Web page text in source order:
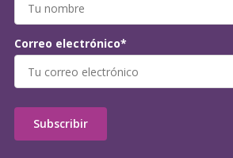
Correo electrónico*
Subscribir